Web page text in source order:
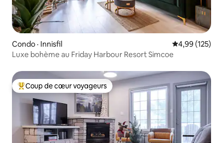
Condo · Innisfil Note
4,99 (125)
Luxe bohème au Friday Harbour Resort Simcoe
Coup de cœur voyageurs parmi les plus aimés
Coup de cœur voyageurs